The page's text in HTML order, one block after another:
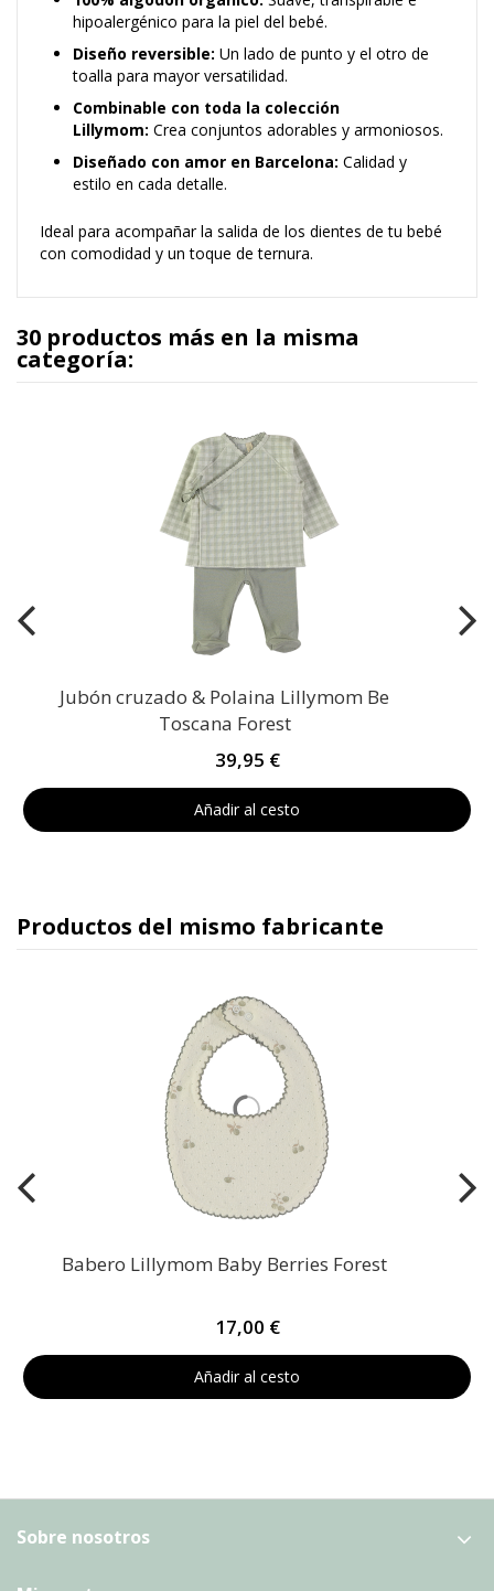
hipoalergénico para la piel del bebé.
Diseño reversible: Un lado de punto y el otro de
toalla para mayor versatilidad.
Combinable con toda la colección
Lillymom: Crea conjuntos adorables y armoniosos.
Diseñado con amor en Barcelona: Calidad y
estilo en cada detalle.
Ideal para acompañar la salida de los dientes de tu bebé
con comodidad y un toque de ternura.
30 productos más en la misma
categoría:
Jubón cruzado & Polaina Lillymom Be
Toscana Forest
39,95 €
Añadir al cesto
Productos del mismo fabricante
Babero Lillymom Baby Berries Forest
17,00 €
Añadir al cesto
Sobre nosotros